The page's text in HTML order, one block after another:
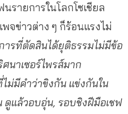
รายการในโลกโซเชียล
พจข่าวต่าง ๆ ก็ร้อนแรงไม่
ารที่ตัดสินได้ยุติธรรมไม่มีข้อ
นาเซอร์ไพรส์มาก
ม่มีคำว่าขิงกัน แข่งกันใน
ดูแล้วอบอุ่น, รอบชิงฝีมือเชฟ